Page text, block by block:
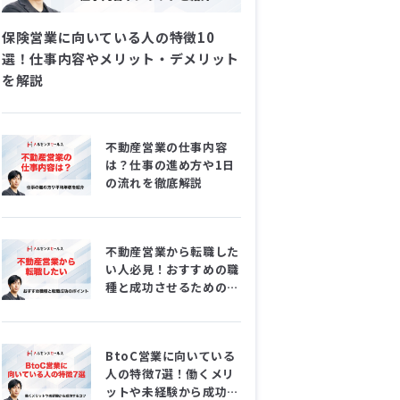
保険営業に向いている人の特徴10
選！仕事内容やメリット・デメリット
を解説
不動産営業の仕事内容
は？仕事の進め方や1日
の流れを徹底解説
不動産営業から転職した
い人必見！おすすめの職
種と成功させるためのポ
BtoC営業に向いている
人の特徴7選！働くメリ
ットや未経験から成功す